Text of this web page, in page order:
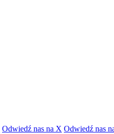
Odwiedź nas na X Odwiedź nas